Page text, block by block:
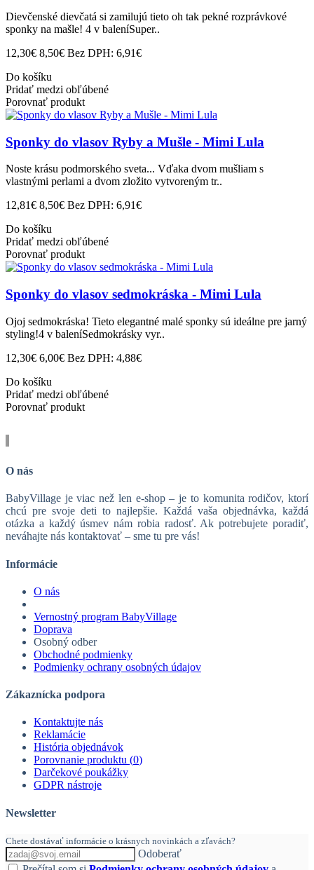
Dievčenské dievčatá si zamilujú tieto oh tak pekné rozprávkové
sponky na mašle! 4 v baleníSuper..
12,30€ 8,50€ Bez DPH: 6,91€
Do košíku
Pridať medzi obľúbené
Porovnať produkt
Sponky do vlasov Ryby a Mušle - Mimi Lula
Noste krásu podmorského sveta... Vďaka dvom mušliam s
vlastnými perlami a dvom zložito vytvoreným tr..
12,81€ 8,50€ Bez DPH: 6,91€
Do košíku
Pridať medzi obľúbené
Porovnať produkt
Sponky do vlasov sedmokráska - Mimi Lula
Ojoj sedmokráska! Tieto elegantné malé sponky sú ideálne pre jarný
styling!4 v baleníSedmokrásky vyr..
12,30€ 6,00€ Bez DPH: 4,88€
Do košíku
Pridať medzi obľúbené
Porovnať produkt
O nás
BabyVillage je viac než len e-shop – je to komunita rodičov, ktorí
chcú pre svoje deti to najlepšie. Každá vaša objednávka, každá
otázka a každý úsmev nám robia radosť. Ak potrebujete poradiť,
neváhajte nás kontaktovať – sme tu pre vás!
Informácie
O nás
Vernostný program BabyVillage
Doprava
Osobný odber
Obchodné podmienky
Podmienky ochrany osobných údajov
Zákaznícka podpora
Kontaktujte nás
Reklamácie
História objednávok
Porovnanie produktu (0)
Darčekové poukážky
GDPR nástroje
Newsletter
Chete dostávať informácie o krásnych novinkách a zľavách?
Odoberať